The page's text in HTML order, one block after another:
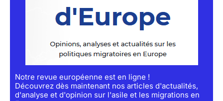
Notre revue européenne est en ligne !
Découvrez dès maintenant nos articles d'actualités,
d'analyse et d'opinion sur l'asile et les migrations en